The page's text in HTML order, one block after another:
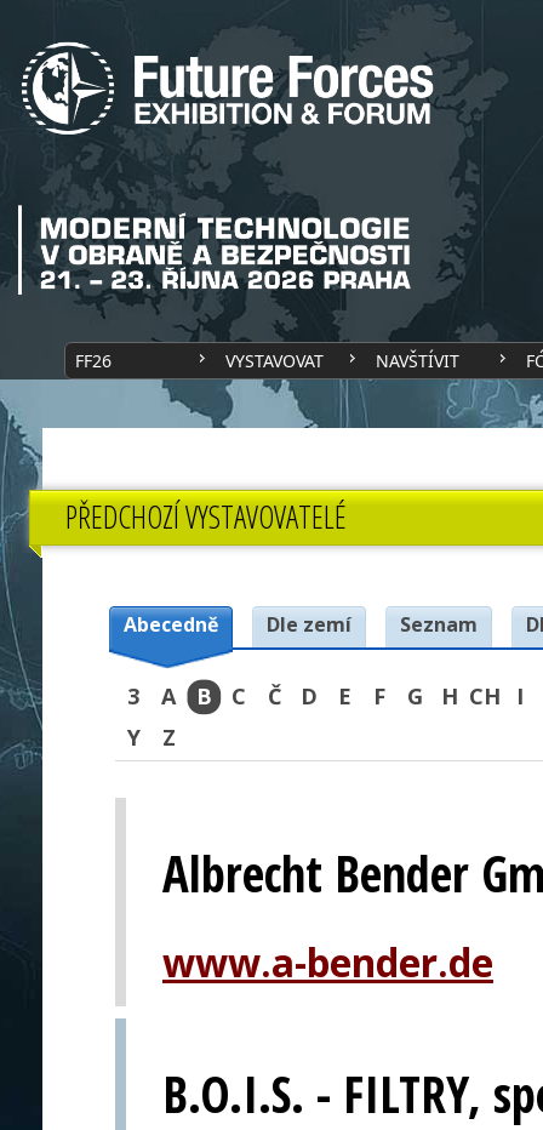
FF26 VYSTAVOVAT NAVŠTÍVIT
PŘEDCHOZÍ VYSTAVOVATELÉ
Abecedně Dle zemí Seznam
3 A B C Č D E F G H CH
I
Y
Z
Albrecht Bender
www.a-bender.de
B.O.I.S. - FILTRY,